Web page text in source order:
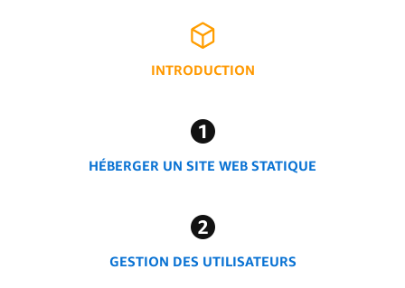
INTRODUCTION
HÉBERGER UN SITE WEB STATIQUE
GESTION DES UTILISATEURS